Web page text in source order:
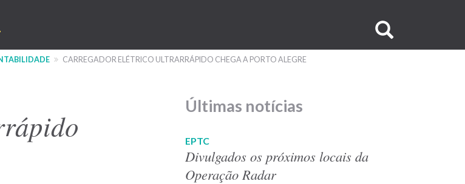
no
CARREGADOR ELÉTRICO ULTRARRÁPIDO CHEGA A PORTO ALEGRE
Últimas notícias
EPTC
Divulgados os próximos locais da
Operação Radar